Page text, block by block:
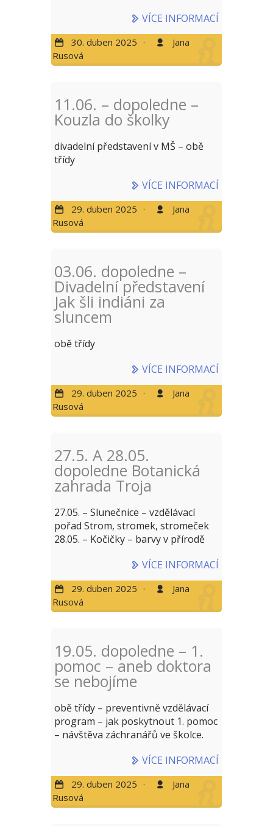
VÍCE INFORMACÍ
30. duben 2025 ·
Jana
Rusová
11.06. – dopoledne –
Kouzla do školky
divadelní představení v MŠ – obě
třídy
VÍCE INFORMACÍ
29. duben 2025 ·
Jana
Rusová
03.06. dopoledne –
Divadelní představení
Jak šli indiáni za
sluncem
obě třídy
VÍCE INFORMACÍ
29. duben 2025 ·
Jana
Rusová
27.5. A 28.05.
dopoledne Botanická
zahrada Troja
27.05. – Slunečnice – vzdělávací
pořad Strom, stromek, stromeček
28.05. – Kočičky – barvy v přírodě
VÍCE INFORMACÍ
29. duben 2025 ·
Jana
Rusová
19.05. dopoledne – 1.
pomoc – aneb doktora
se nebojíme
obě třídy – preventivně vzdělávací
program – jak poskytnout 1. pomoc
– návštěva záchranářů ve školce.
VÍCE INFORMACÍ
29. duben 2025 ·
Jana
Rusová